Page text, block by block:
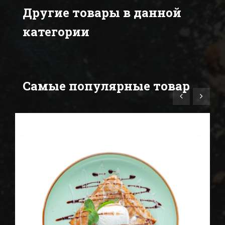
Другие товары в данной
категории
Самые популярные товар